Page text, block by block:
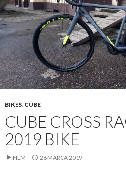
BIKES, CUBE
CUBE CROSS
2019 BIKE
FILM 26 MARCA 2019